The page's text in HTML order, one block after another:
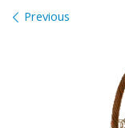
Images navigation
Previous